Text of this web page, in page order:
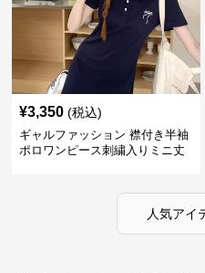
¥3,350 (税込)
ギャルファッション 襟付き半袖
ポロワンピース刺繍入りミニ丈
人気アイ